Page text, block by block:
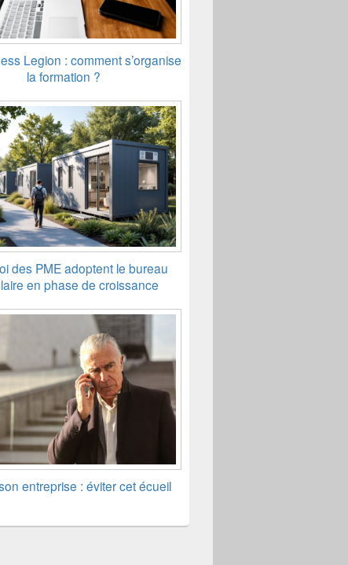
Legion : comment s’organise
la formation ?
des PME adoptent le bureau
en phase de croissance
entreprise : éviter cet écueil